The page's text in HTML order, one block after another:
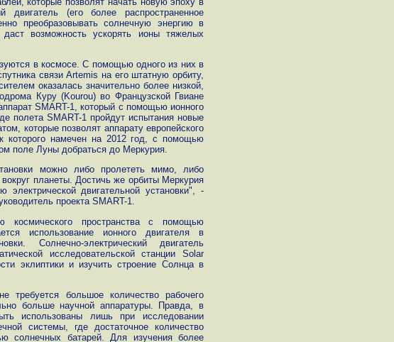
двигатель (его более распространенное
преобразовывать солнечную энергию в
возможность ускорять ионы тяжелых
в космосе. С помощью одного из них в
связи Artemis на его штатную орбиту,
оказалась значительно более низкой,
Куру (Kourou) во Французской Гвиане
SMART-1, который с помощью ионного
полета SMART-1 пройдут испытания новые
которые позволят аппарату европейского
которого намечен на 2012 год, с помощью
поле Луны добраться до Меркурия.
можно либо пролететь мимо, либо
планеты. Достичь же орбиты Меркурия
двигательной установки", -
проекта SMART-1.
пространства с помощью
использование ионного двигателя в
Солнечно-электрический двигатель
исследовательской станции Solar
эклиптики и изучить строение Солнца в
большое количество рабочего
больше научной аппаратуры. Правда, в
использованы лишь при исследовании
системы, где достаточное количество
солнечных батарей. Для изучения более